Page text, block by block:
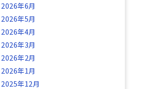
2026年6月
2026年5月
2026年4月
2026年3月
2026年2月
2026年1月
2025年12月